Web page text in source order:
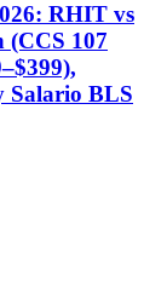
RHIT vs
(CCS 107
Salario BLS